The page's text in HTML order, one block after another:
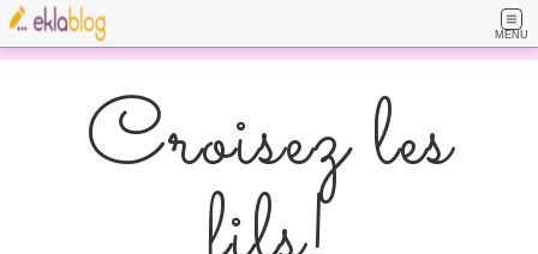
MENU
Croisez les